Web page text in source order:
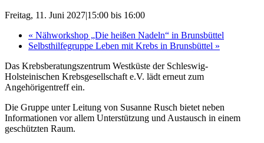
Freitag, 11. Juni 2027|15:00 bis 16:00
« Nähworkshop „Die heißen Nadeln“ in Brunsbüttel
Selbsthilfegruppe Leben mit Krebs in Brunsbüttel »
Das Krebsberatungszentrum Westküste der Schleswig-
Holsteinischen Krebsgesellschaft e.V. lädt erneut zum
Angehörigentreff ein.
Die Gruppe unter Leitung von Susanne Rusch bietet neben
Informationen vor allem Unterstützung und Austausch in einem
geschützten Raum.